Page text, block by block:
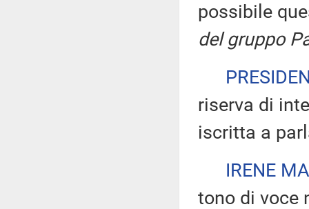
possibile
del gruppo
riserva di
iscritta a
IRENE
tono di voce